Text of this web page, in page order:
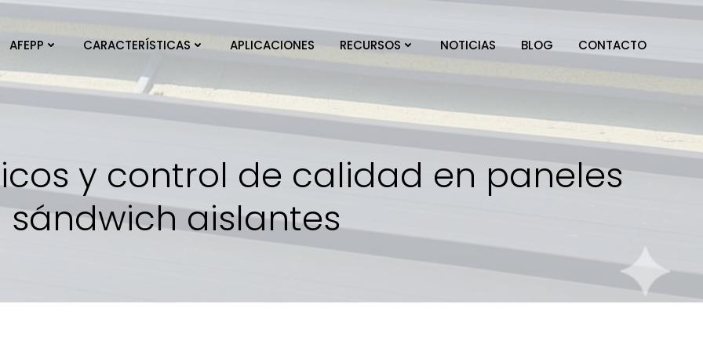
AFEPP CARACTERÍSTICAS APLICACIONES RECURSOS NOTICIAS BLOG CONTACTO
y control de calidad en paneles
sándwich aislantes